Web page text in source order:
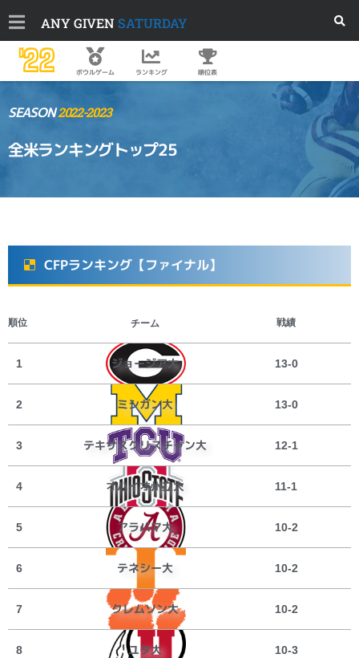
ANY GIVEN SATURDAY
'22 ボウルゲーム ランキング 順位表
SEASON2022-2023
全米ランキングトップ25
CFPランキング【ファイナル】
順位 チーム 戦績
1 ジョージア大 13-0
2 ミシガン大 13-0
3 テキサスクリスチャン大 12-1
4 オハイオ州立大 11-1
5 アラバマ大 10-2
6 テネシー大 10-2
7 クレムソン大 10-2
8 ユタ大 10-3